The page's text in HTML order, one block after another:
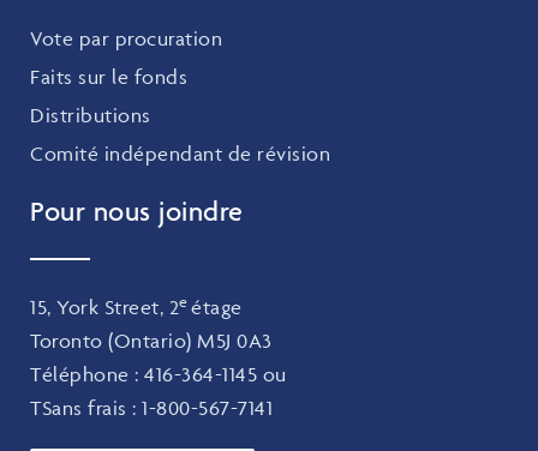
Vote par procuration
Faits sur le fonds
Distributions
Comité indépendant de révision
Pour nous joindre
15, York Street, 2eétage
Toronto (Ontario) M5J 0A3
Téléphone : 416-364-1145 ou
TSans frais : 1-800-567-7141